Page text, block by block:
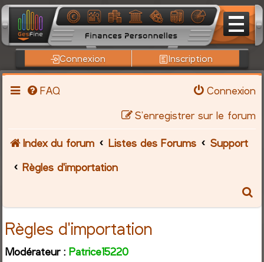
Connexion Inscription
FAQ
Connexion
S’enregistrer sur le forum
Index du forum Listes des Forums
Support
Règles d'importation
Règles d'importation
Modérateur : Patrice15220